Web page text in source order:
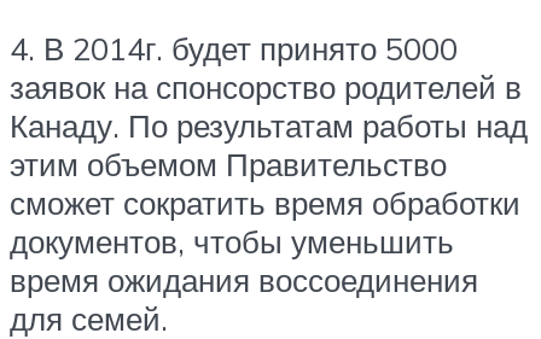
4. В 2014г. будет принято 5000
заявок на спонсорство родителей в
Канаду. По результатам работы над
этим объемом Правительство
сможет сократить время обработки
документов, чтобы уменьшить
время ожидания воссоединения
для семей.